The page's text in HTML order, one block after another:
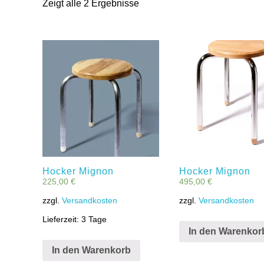
Zeigt alle 2 Ergebnisse
Hocker Mignon
225,00 €
zzgl. Versandkosten
Lieferzeit: 3 Tage
In den Warenkorb
Hocker Mignon
495,00 €
zzgl. Versandkosten
In den